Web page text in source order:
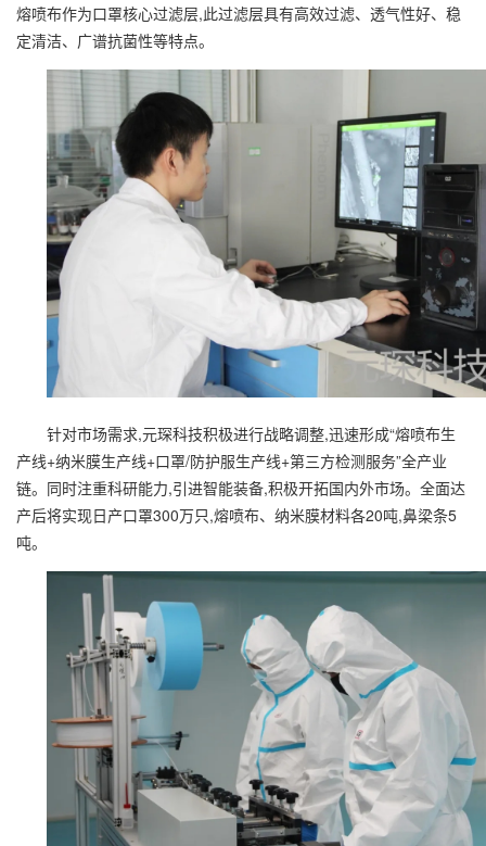
熔喷布作为口罩核心过滤层,此过滤层具有高效过滤、透气性好、稳
定清洁、广谱抗菌性等特点。
针对市场需求,元琛科技积极进行战略调整,迅速形成“熔喷布生
产线+纳米膜生产线+口罩/防护服生产线+第三方检测服务”全产业
链。同时注重科研能力,引进智能装备,积极开拓国内外市场。全面达
产后将实现日产口罩300万只,熔喷布、纳米膜材料各20吨,鼻梁条5
吨。